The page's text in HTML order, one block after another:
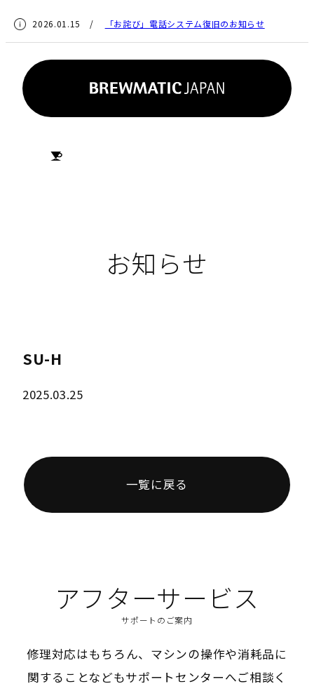
2026.01.15 / 「お詫び」電話システム復旧のお知らせ
お知らせ
SU-H
2025.03.25
一覧に戻る
アフターサービス
サポートのご案内
修理対応はもちろん、マシンの操作や消耗品に
関することなどもサポートセンターへご相談く